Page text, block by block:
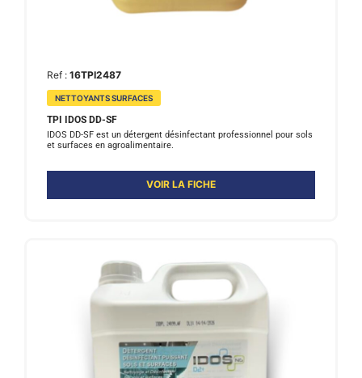
Ref : 16TPI2487
NETTOYANTS SURFACES
TPI IDOS DD-SF
IDOS DD-SF est un détergent désinfectant professionnel pour sols
et surfaces en agroalimentaire.
VOIR LA FICHE